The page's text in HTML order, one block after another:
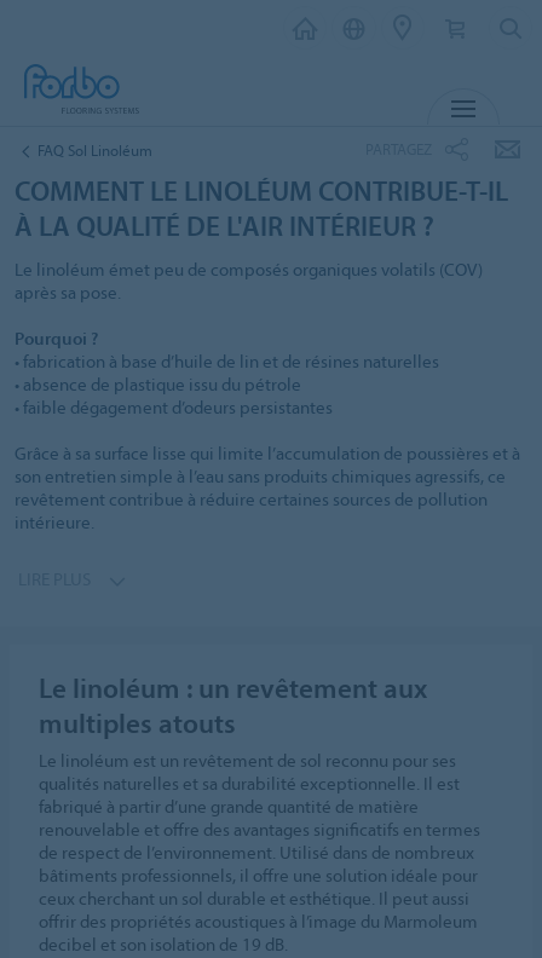
FAQ Sol Linoléum
COMMENT LE LINOLÉUM CONTRIBUE-T-IL
À LA QUALITÉ DE L'AIR INTÉRIEUR ?
Le linoléum émet peu de composés organiques volatils (COV)
après sa pose.
Pourquoi ?
• fabrication à base d’huile de lin et de résines naturelles
• absence de plastique issu du pétrole
• faible dégagement d’odeurs persistantes
Grâce à sa surface lisse qui limite l’accumulation de poussières et à
son entretien simple à l’eau sans produits chimiques agressifs, ce
revêtement contribue à réduire certaines sources de pollution
intérieure.
Le linoléum : un revêtement aux
multiples atouts
Le linoléum est un revêtement de sol reconnu pour ses
qualités naturelles et sa durabilité exceptionnelle. Il est
fabriqué à partir d’une grande quantité de matière
renouvelable et offre des avantages significatifs en termes
de respect de l’environnement. Utilisé dans de nombreux
bâtiments professionnels, il offre une solution idéale pour
ceux cherchant un sol durable et esthétique. Il peut aussi
offrir des propriétés acoustiques à l’image du Marmoleum
decibel et son isolation de 19 dB.